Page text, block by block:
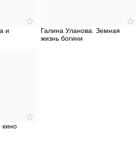
и
Галина Уланова. Земная
жизнь богини
кино